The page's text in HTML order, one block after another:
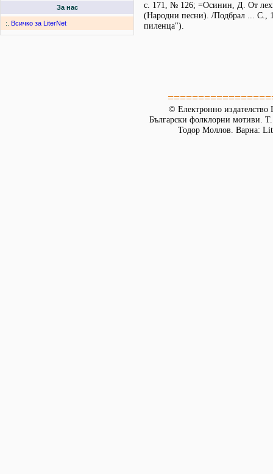
За нас
:. Всичко за LiterNet
с. 171, № 126; =Осинин, Д. От
(Народни песни). /Подбрал ... С.,
пиленца").
© Електронно издателство
Български фолклорни мотиви.
Тодор Моллов. Варна: